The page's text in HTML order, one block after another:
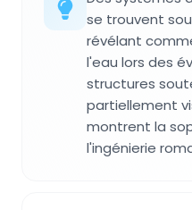
se trouvent
révélant
l'eau lors des
structures
partiellement
montrent la
l'ingénierie